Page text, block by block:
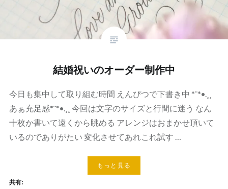
結婚祝いのオーダー制作中
今日も集中して取り組む時間 えんぴつで下書き中 *¨*•.¸¸
あぁ充足感*¨*•.¸¸ 今回は文字のサイズと行間に迷う なん
十枚か書いて遠くから眺める アレンジはおまかせ頂いて
いるのでありがたい 変化させてあれこれ試す …
もっと見る
共有: